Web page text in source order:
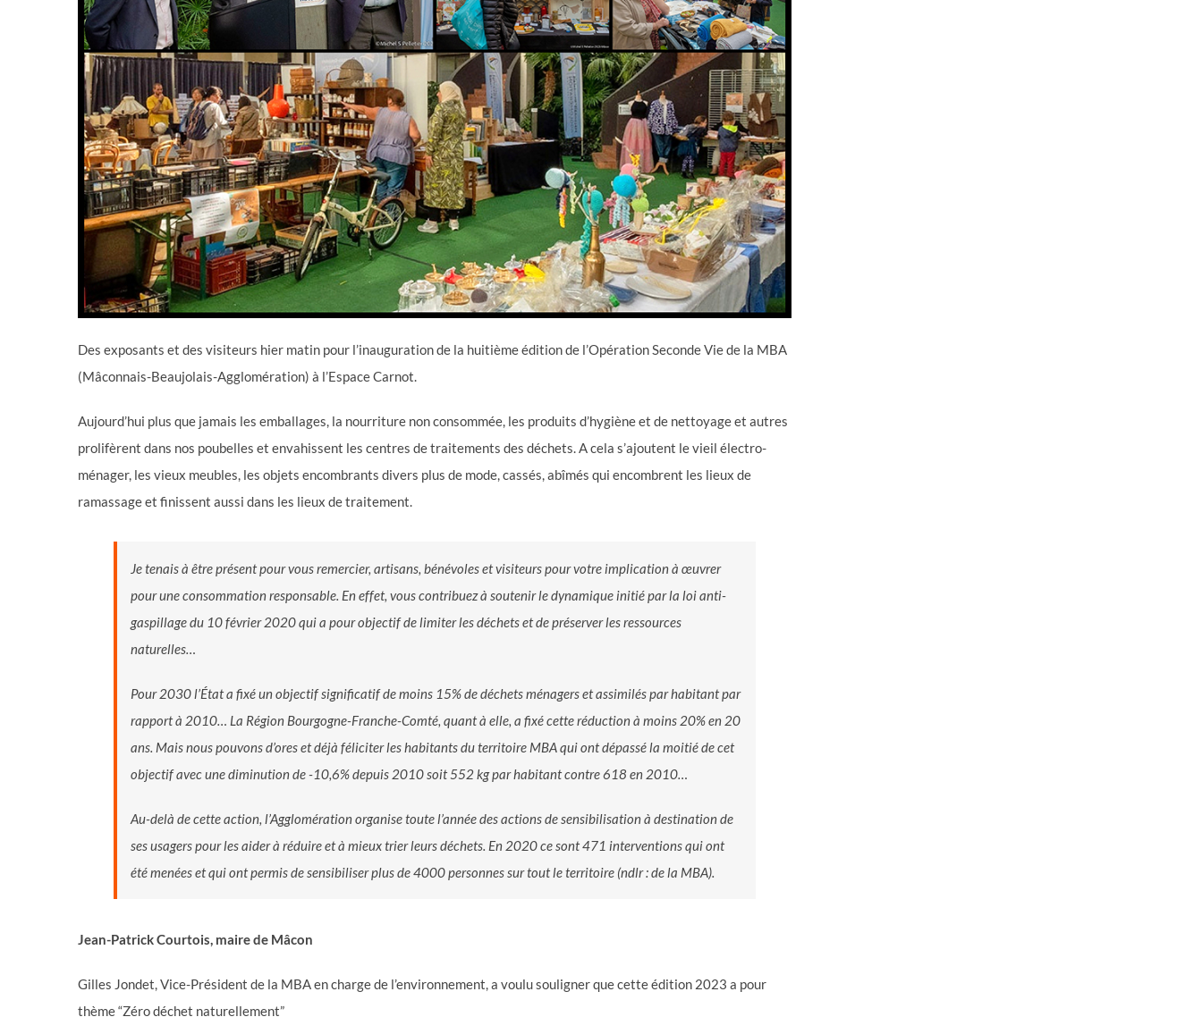
Des exposants et des visiteurs hier matin pour l’inauguration de la huitième édition de l’Opération Seconde Vie de la MBA
(Mâconnais-Beaujolais-Agglomération) à l’Espace Carnot.
Aujourd’hui plus que jamais les emballages, la nourriture non consommée, les produits d’hygiène et de nettoyage et autres
prolifèrent dans nos poubelles et envahissent les centres de traitements des déchets. A cela s’ajoutent le vieil électro-
ménager, les vieux meubles, les objets encombrants divers plus de mode, cassés, abîmés qui encombrent les lieux de
ramassage et finissent aussi dans les lieux de traitement.
Je tenais à être présent pour vous remercier, artisans, bénévoles et visiteurs pour votre implication à œuvrer
pour une consommation responsable. En effet, vous contribuez à soutenir le dynamique initié par la loi anti-
gaspillage du 10 février 2020 qui a pour objectif de limiter les déchets et de préserver les ressources
naturelles…
Pour 2030 l’État a fixé un objectif significatif de moins 15% de déchets ménagers et assimilés par habitant par
rapport à 2010… La Région Bourgogne-Franche-Comté, quant à elle, a fixé cette réduction à moins 20% en 20
ans. Mais nous pouvons d’ores et déjà féliciter les habitants du territoire MBA qui ont dépassé la moitié de cet
objectif avec une diminution de -10,6% depuis 2010 soit 552 kg par habitant contre 618 en 2010…
Au-delà de cette action, l’Agglomération organise toute l’année des actions de sensibilisation à destination de
ses usagers pour les aider à réduire et à mieux trier leurs déchets. En 2020 ce sont 471 interventions qui ont
été menées et qui ont permis de sensibiliser plus de 4000 personnes sur tout le territoire (ndlr : de la MBA).
Jean-Patrick Courtois, maire de Mâcon
Gilles Jondet, Vice-Président de la MBA en charge de l’environnement, a voulu souligner que cette édition 2023 a pour
thème “Zéro déchet naturellement”